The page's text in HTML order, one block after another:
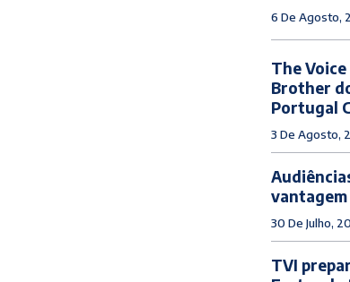
6 De Agosto,
The
Brother
Portugal
3 De Agosto,
30 De Julho,
TVI